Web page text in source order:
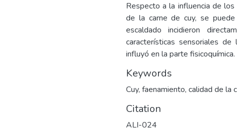
Respecto a la influencia de
de la carne de cuy, se
escaldado incidieron
características sensoriales
influyó en la parte fisicoquímica.
Keywords
Cuy, faenamiento, calidad de la
Citation
ALI-024